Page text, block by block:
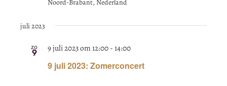
Noord-Brabant, Nederland
juli 2023
zo
9
9 juli 2023: Zomerconcert
9 juli 2023 om 12:00-14:00